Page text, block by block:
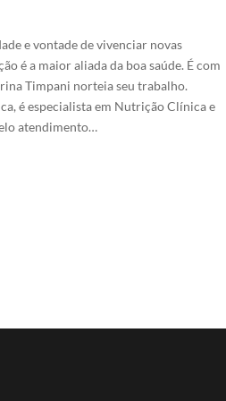
e vontade de vivenciar novas
é a maior aliada da boa saúde. É com
Timpani norteia seu trabalho.
é especialista em Nutrição Clínica e
atendimento…